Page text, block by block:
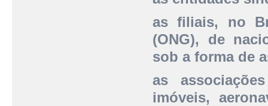
as filiais, no
(ONG), de
sob a forma de
as
imóveis,